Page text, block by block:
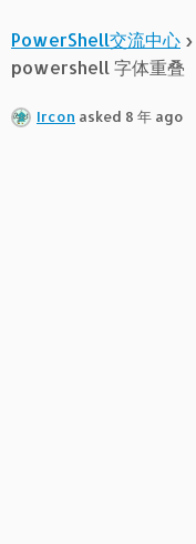
PowerShell交流中心 ›
powershell 字体重叠
Ircon asked 8 年 ago